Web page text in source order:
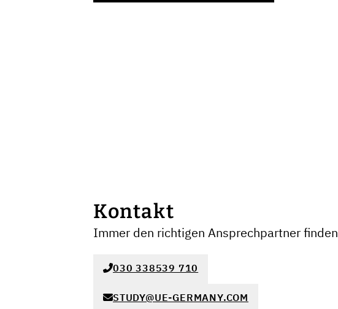
Kontakt
Immer den richtigen Ansprechpartner finden
030 338539 710
STUDY@UE-GERMANY.COM